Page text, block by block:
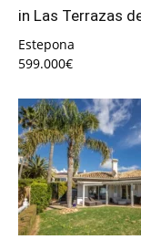
in Las Terrazas
Estepona
599.000€